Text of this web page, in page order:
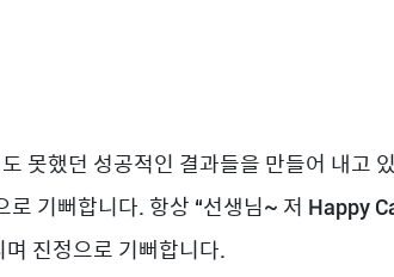
못했던 성공적인 결과들을 만들어 내고
로 기뻐합니다. 항상 “선생님~ 저 Happy
진정으로 기뻐합니다.